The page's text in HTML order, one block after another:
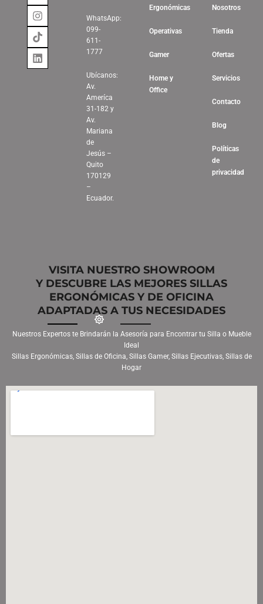
WhatsApp:
099-
611-
1777
Ubícanos:
Av.
Ameríca
31-182 y
Av.
Mariana
de
Jesús –
Quito
170129
–
Ecuador.
Ergonómicas
Operativas
Gamer
Home y
Office
Nosotros
Tienda
Ofertas
Servicios
Contacto
Blog
Políticas
de
privacidad
VISITA NUESTRO SHOWROOM
Y DESCUBRE LAS MEJORES SILLAS
ERGONÓMICAS Y DE OFICINA
ADAPTADAS A TUS NECESIDADES
Nuestros Expertos te Brindarán la Asesoría para Encontrar tu Silla o Mueble
Ideal
Sillas Ergonómicas, Sillas de Oficina, Sillas Gamer, Sillas Ejecutivas, Sillas de
Hogar